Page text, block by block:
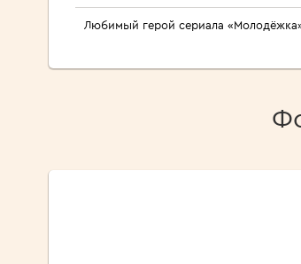
Любимый герой сериала